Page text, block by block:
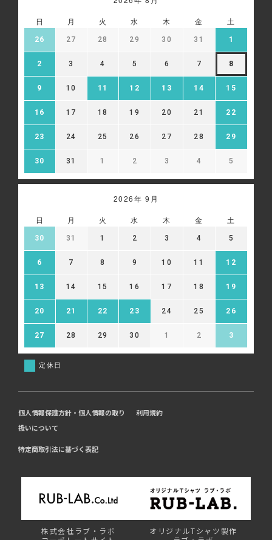
日 月 火 水 木 金 土
26 27 28 29 30 31 1
2 3 4 5 6 7 8
9 10 11 12 13 14 15
16 17 18 19 20 21 22
23 24 25 26 27 28 29
30 31 1 2 3 4 5
2026年 9月
日 月 火 水 木 金 土
30 31 1 2 3 4 5
6 7 8 9 10 11 12
13 14 15 16 17 18 19
20 21 22 23 24 25 26
27 28 29 30 1 2 3
定休日
個人情報保護方針・個人情報の取り
扱いについて
利用規約
特定商取引法に基づく表記
株式会社ラブ・ラボ
オリジナルTシャツ製作